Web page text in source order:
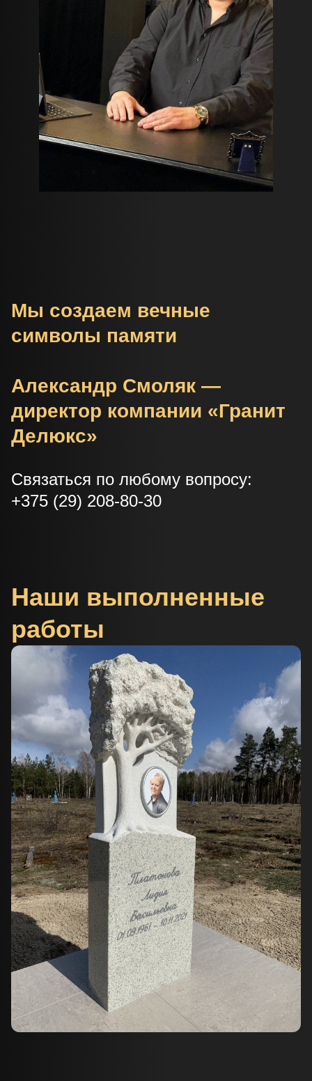
Мы создаем вечные
символы памяти
Александр Смоляк —
директор компании «Гранит
Делюкс»
Связаться по любому вопросу:
+375 (29) 208-80-30
Наши выполненные
работы